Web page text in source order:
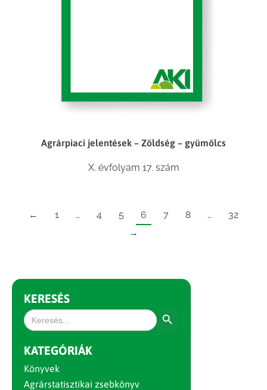
Agrárpiaci jelentések – Zöldség – gyümölcs
X. évfolyam 17. szám
← 1 … 4 5 6 7 8 …
32
→
KERESÉS
Search
for:
KATEGÓRIÁK
Könyvek
Agrárstatisztikai zsebkönyv